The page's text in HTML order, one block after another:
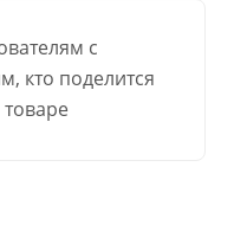
с
кто поделится